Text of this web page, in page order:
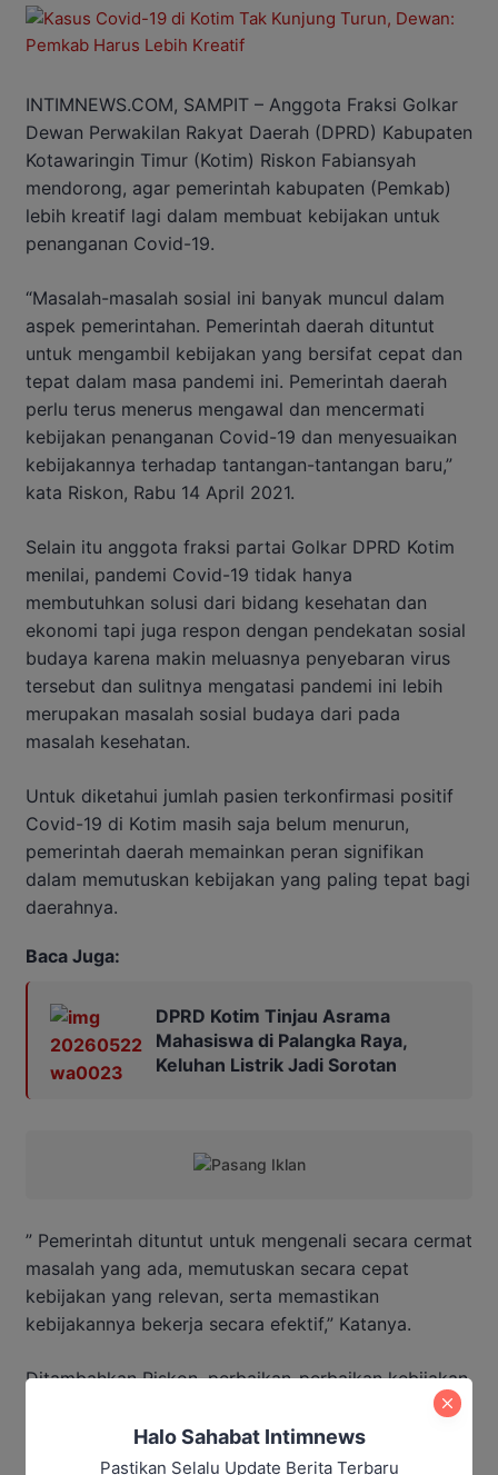
INTIMNEWS.COM, SAMPIT – Anggota Fraksi Golkar
Dewan Perwakilan Rakyat Daerah (DPRD) Kabupaten
Kotawaringin Timur (Kotim) Riskon Fabiansyah
mendorong, agar pemerintah kabupaten (Pemkab)
lebih kreatif lagi dalam membuat kebijakan untuk
penanganan Covid-19.
“Masalah-masalah sosial ini banyak muncul dalam
aspek pemerintahan. Pemerintah daerah dituntut
untuk mengambil kebijakan yang bersifat cepat dan
tepat dalam masa pandemi ini. Pemerintah daerah
perlu terus menerus mengawal dan mencermati
kebijakan penanganan Covid-19 dan menyesuaikan
kebijakannya terhadap tantangan-tantangan baru,”
kata Riskon, Rabu 14 April 2021.
Selain itu anggota fraksi partai Golkar DPRD Kotim
menilai, pandemi Covid-19 tidak hanya
membutuhkan solusi dari bidang kesehatan dan
ekonomi tapi juga respon dengan pendekatan sosial
budaya karena makin meluasnya penyebaran virus
tersebut dan sulitnya mengatasi pandemi ini lebih
merupakan masalah sosial budaya dari pada
masalah kesehatan.
Untuk diketahui jumlah pasien terkonfirmasi positif
Covid-19 di Kotim masih saja belum menurun,
pemerintah daerah memainkan peran signifikan
dalam memutuskan kebijakan yang paling tepat bagi
daerahnya.
Baca Juga:
DPRD Kotim Tinjau Asrama
Mahasiswa di Palangka Raya,
Keluhan Listrik Jadi Sorotan
” Pemerintah dituntut untuk mengenali secara cermat
masalah yang ada, memutuskan secara cepat
kebijakan yang relevan, serta memastikan
kebijakannya bekerja secara efektif,” Katanya.
Ditambahkan Riskon, perbaikan-perbaikan kebijakan
senantiasa dituntut setiap saat untuk menyesuaikan
atas tantangan-tantangan baru yang hadir dalam
prosesnya.
Halo Sahabat Intimnews
Pastikan Selalu Update Berita Terbaru